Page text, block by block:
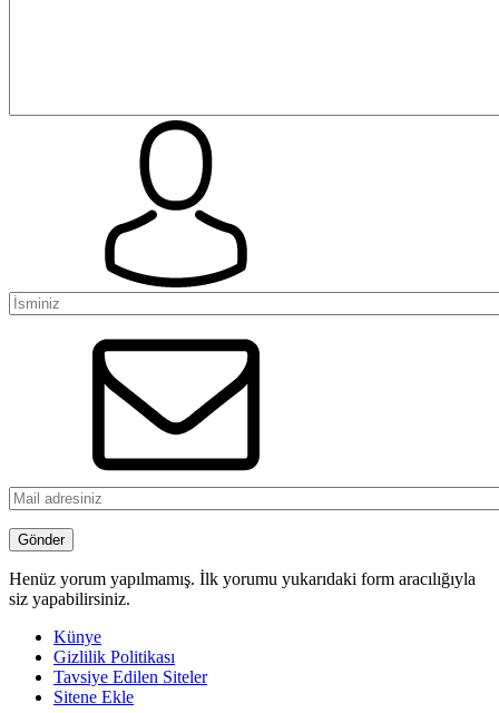
Henüz yorum yapılmamış. İlk yorumu yukarıdaki form aracılığıyla
siz yapabilirsiniz.
Künye
Gizlilik Politikası
Tavsiye Edilen Siteler
Sitene Ekle